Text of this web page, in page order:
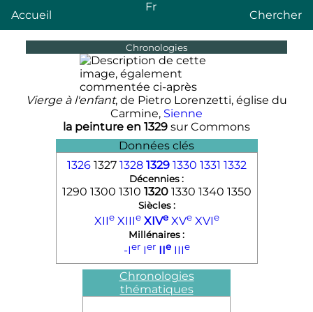
Accueil
Fr
Chercher
Chronologies
Vierge à l'enfant, de Pietro Lorenzetti, église du
Carmine, Sienne
la peinture en 1329 sur Commons
Données clés
13261327 1328 1329 1330 1331 1332
Décennies :
1290 1300 1310 1320 1330 1340 1350
Siècles :
XIIe XIIIe XIVe XVe XVIe
Millénaires :
-Ier Ier IIe IIIe
Chronologies
thématiques